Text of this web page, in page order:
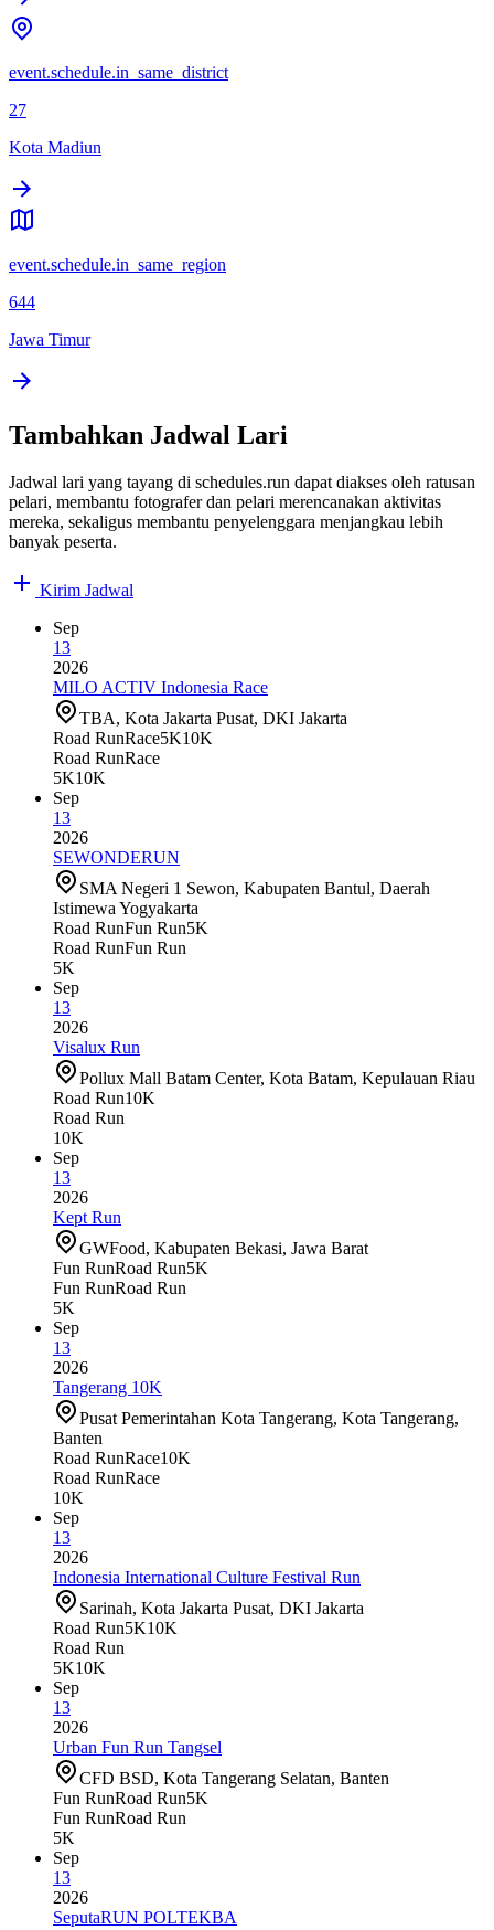
event.schedule.in_same_district
27
Kota Madiun
event.schedule.in_same_region
644
Jawa Timur
Tambahkan Jadwal Lari
Jadwal lari yang tayang di schedules.run dapat diakses oleh ratusan
pelari, membantu fotografer dan pelari merencanakan aktivitas
mereka, sekaligus membantu penyelenggara menjangkau lebih
banyak peserta.
Kirim Jadwal
Sep
13
2026
MILO ACTIV Indonesia Race
TBA, Kota Jakarta Pusat, DKI Jakarta
Road RunRace5K10K
Road RunRace
5K10K
Sep
13
2026
SEWONDERUN
SMA Negeri 1 Sewon, Kabupaten Bantul, Daerah
Istimewa Yogyakarta
Road RunFun Run5K
Road RunFun Run
5K
Sep
13
2026
Visalux Run
Pollux Mall Batam Center, Kota Batam, Kepulauan Riau
Road Run10K
Road Run
10K
Sep
13
2026
Kept Run
GWFood, Kabupaten Bekasi, Jawa Barat
Fun RunRoad Run5K
Fun RunRoad Run
5K
Sep
13
2026
Tangerang 10K
Pusat Pemerintahan Kota Tangerang, Kota Tangerang,
Banten
Road RunRace10K
Road RunRace
10K
Sep
13
2026
Indonesia International Culture Festival Run
Sarinah, Kota Jakarta Pusat, DKI Jakarta
Road Run5K10K
Road Run
5K10K
Sep
13
2026
Urban Fun Run Tangsel
CFD BSD, Kota Tangerang Selatan, Banten
Fun RunRoad Run5K
Fun RunRoad Run
5K
Sep
13
2026
SeputaRUN POLTEKBA